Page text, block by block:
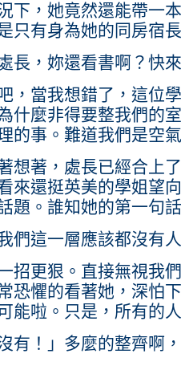
下，她竟然還能帶一
只有身為她的同房宿
，妳還看書啊？快來
當我想錯了，這位學
什麼非得要整我們的
的事。難道我們是空
著，處長已經合上了
來還挺英美的學姐望
題。誰知她的第一句
這一層應該都沒有人
更狠。直接無視我們
恐懼的看著她，深怕
能啦。只是，所有的
！」多麼的整齊啊，